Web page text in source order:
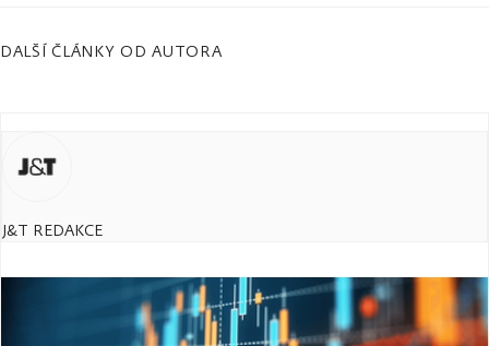
DALŠÍ ČLÁNKY OD AUTORA
J&T REDAKCE